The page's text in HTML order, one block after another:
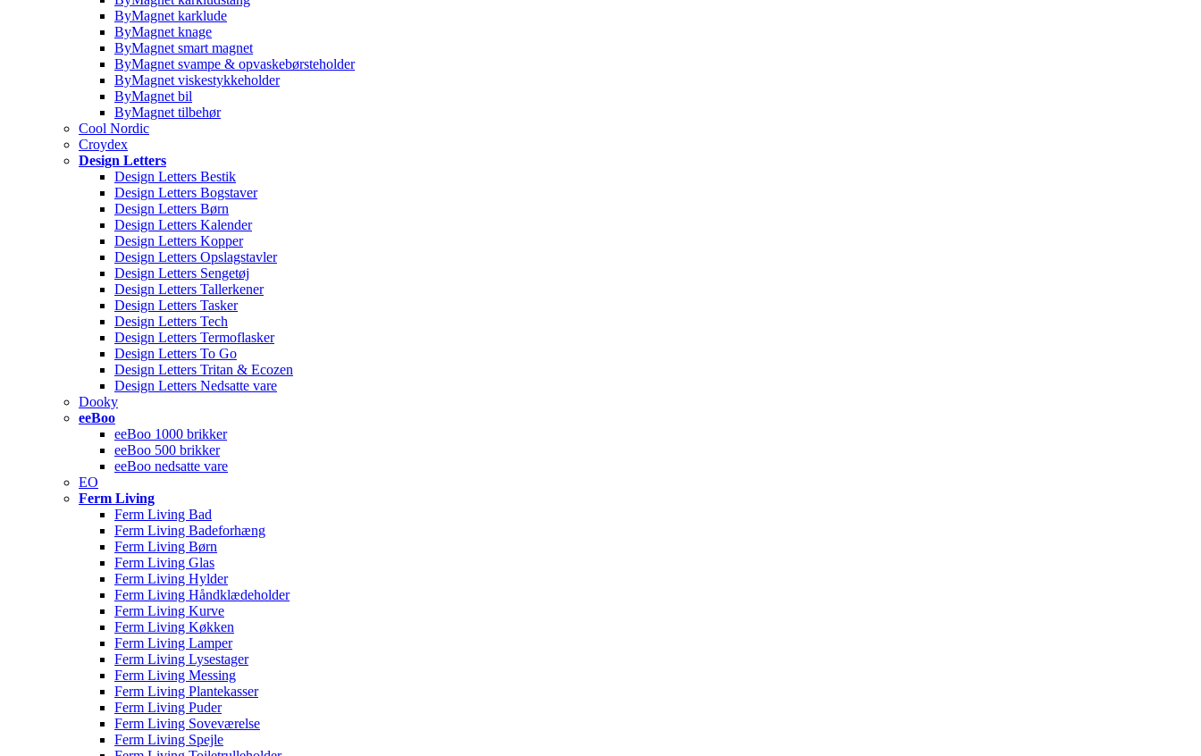
ByMagnet karklude
ByMagnet knage
ByMagnet smart magnet
ByMagnet svampe & opvaskebørsteholder
ByMagnet viskestykkeholder
ByMagnet bil
ByMagnet tilbehør
Cool Nordic
Croydex
Design Letters
Design Letters Bestik
Design Letters Bogstaver
Design Letters Børn
Design Letters Kalender
Design Letters Kopper
Design Letters Opslagstavler
Design Letters Sengetøj
Design Letters Tallerkener
Design Letters Tasker
Design Letters Tech
Design Letters Termoflasker
Design Letters To Go
Design Letters Tritan & Ecozen
Design Letters Nedsatte vare
Dooky
eeBoo
eeBoo 1000 brikker
eeBoo 500 brikker
eeBoo nedsatte vare
EO
Ferm Living
Ferm Living Bad
Ferm Living Badeforhæng
Ferm Living Børn
Ferm Living Glas
Ferm Living Hylder
Ferm Living Håndklædeholder
Ferm Living Kurve
Ferm Living Køkken
Ferm Living Lamper
Ferm Living Lysestager
Ferm Living Messing
Ferm Living Plantekasser
Ferm Living Puder
Ferm Living Soveværelse
Ferm Living Spejle